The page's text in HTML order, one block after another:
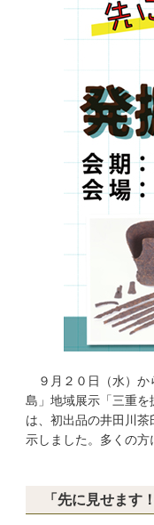
９月２０日（水）か
島」地域展示「三重
は、初出品の井田川
示しました。多くの方
「先に見せます